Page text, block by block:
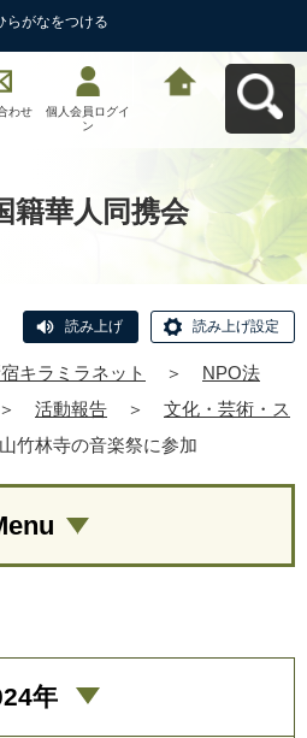
らがなをつける
わせ
個人会員ログイ
ン
華人同携会
読み上げ 読み上げ設定
キラミラネット ＞
NPO法
＞ 活動報告 ＞
文化・芸術・ス
竹林寺の音楽祭に参加
年